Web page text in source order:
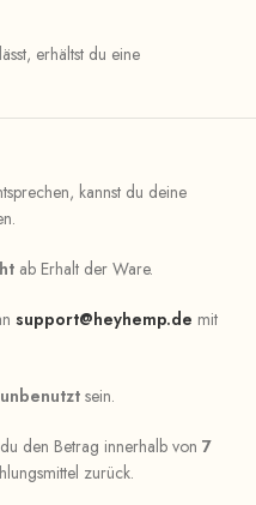
erhältst du eine
kannst du deine
ab Erhalt der Ware.
support@heyhemp.de mit
sein.
den Betrag innerhalb von 7
zurück.